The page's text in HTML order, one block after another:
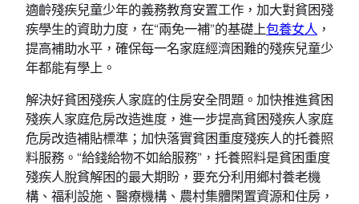
適齡殘疾兒童少年的義務教育安置工作，加大對貧困殘
疾學生的資助力度，在“兩免一補”的基礎上包養女人 ，
提高補助水平，確保每一名家庭經濟困難的殘疾兒童少
年都能有學上。
解決好貧困殘疾人家庭的住房安全問題。加快推進貧困
殘疾人家庭危房改造進度，進一步提高貧困殘疾人家庭
危房改造補貼標準；加快落實貧困重度殘疾人的托養照
料服務。“給錢給物不如給服務”，托養照料是貧困重度
殘疾人脫貧解困的最大期盼，要充分利用鄉村養老機
構、福利設施、醫療機構、農村集體閑置資源和住房，